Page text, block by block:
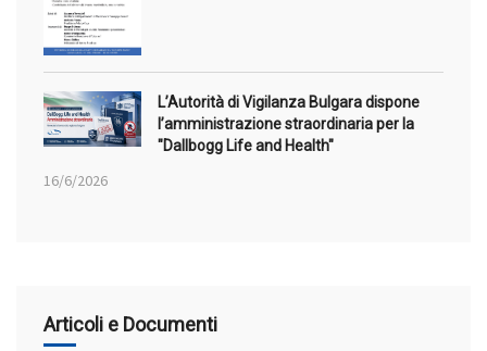
L’Autorità di Vigilanza Bulgara dispone
l’amministrazione straordinaria per la
"Dallbogg Life and Health"
16/6/2026
Articoli e Documenti